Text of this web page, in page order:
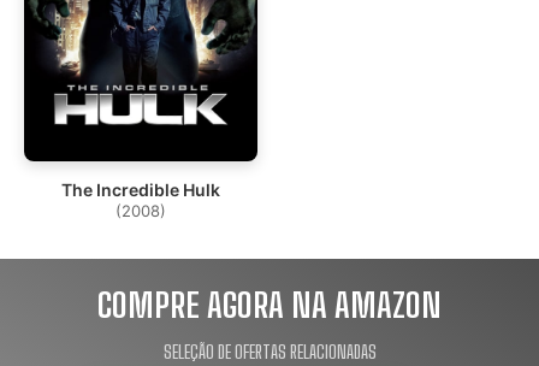
The Incredible Hulk
(2008)
COMPRE AGORA NA AMAZON
SELEÇÃO DE OFERTAS RELACIONADAS